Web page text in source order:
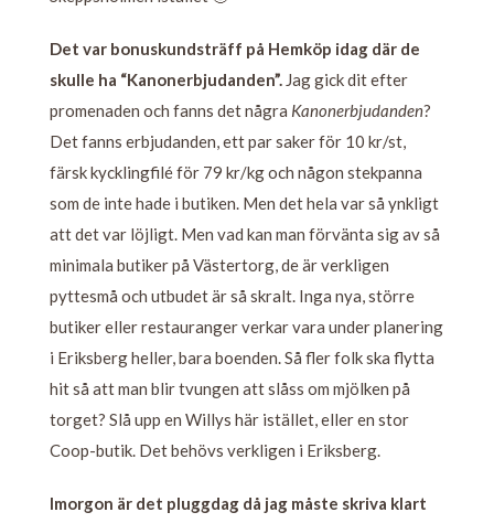
Det var bonuskundsträff på Hemköp idag där de
skulle ha “Kanonerbjudanden”. Jag gick dit efter
promenaden och fanns det några Kanonerbjudanden?
Det fanns erbjudanden, ett par saker för 10 kr/st,
färsk kycklingfilé för 79 kr/kg och någon stekpanna
som de inte hade i butiken. Men det hela var så ynkligt
att det var löjligt. Men vad kan man förvänta sig av så
minimala butiker på Västertorg, de är verkligen
pyttesmå och utbudet är så skralt. Inga nya, större
butiker eller restauranger verkar vara under planering
i Eriksberg heller, bara boenden. Så fler folk ska flytta
hit så att man blir tvungen att slåss om mjölken på
torget? Slå upp en Willys här istället, eller en stor
Coop-butik. Det behövs verkligen i Eriksberg.
Imorgon är det pluggdag då jag måste skriva klart